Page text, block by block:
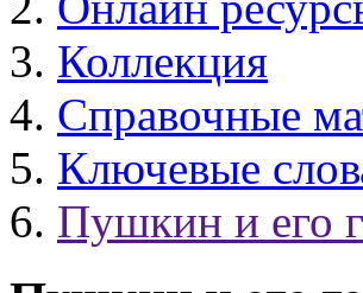
Коллекция
Справочные
Ключевые
Пушкин и его